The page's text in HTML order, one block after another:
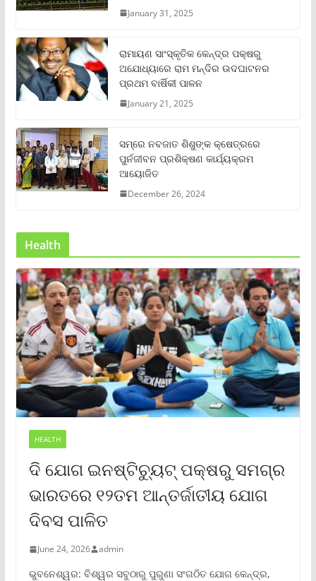
January 31, 2025
ରାମାୟଣ ସାଂସ୍କୃତିକ କେନ୍ଦ୍ର ପକ୍ଷରୁ
ଅଯୋଧ୍ୟାରେ ରାମ ମନ୍ଦିର ଉଦଘାଟନର
ପ୍ରଥମ ବାର୍ଷିକୀ ପାଳନ
January 21, 2025
ସମ୍‌ରେ ନବଜାତ ଶିଶୁଙ୍କ କ୍ଷେତ୍ରରେ
ପୁର୍ନଜୀବନ ପ୍ରଶିକ୍ଷଣ କାର୍ଯ୍ୟକ୍ରମ
ଆୟୋଜିତ
December 26, 2024
Health
HEALTH
ଦି ଯୋଗ ଇନଷ୍ଟିଚ୍ୟୁଟ୍ ପକ୍ଷରୁ ସମଗ୍ର
ଭାରତରେ ୧୨ତମ ଆନ୍ତର୍ଜାତୀୟ ଯୋଗ
ଦିବସ ପାଳିତ
June 24, 2026 admin
ଭୁବନେଶ୍ୱର: ବିଶ୍ୱର ସବୁଠାରୁ ପୁରୁଣା ସଂଗଠିତ ଯୋଗ କେନ୍ଦ୍ର,